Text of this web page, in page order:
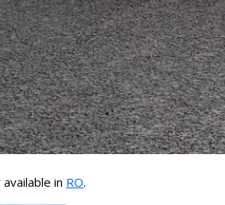
in RO.